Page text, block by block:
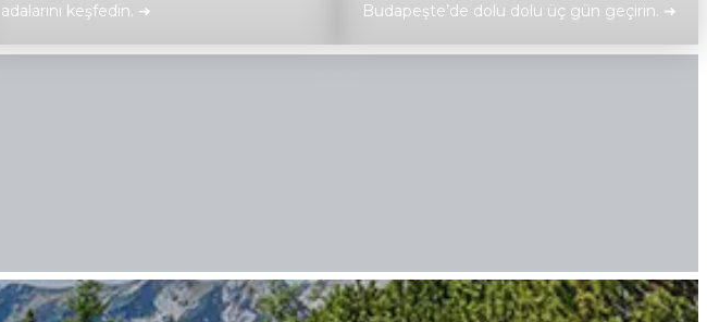
adalarını keşfedin. ➜
Budapeşte’de dolu dolu üç gün geçirin. ➜